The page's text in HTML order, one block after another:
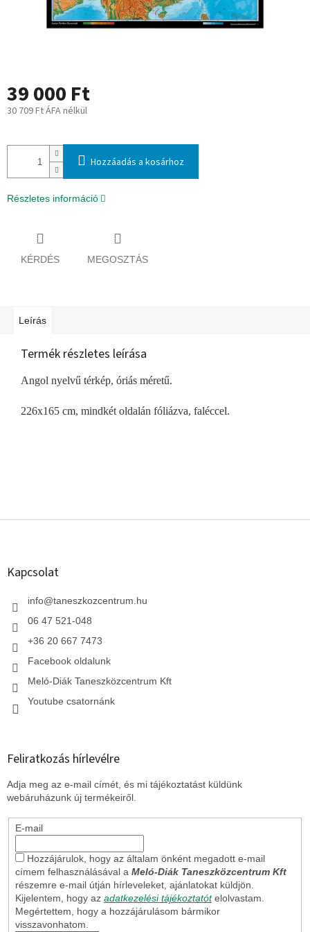
39 000 Ft
30 709 Ft ÁFA nélkül
Hozzáadás a kosárhoz
Részletes információ
KÉRDÉS MEGOSZTÁS
Leírás
Termék részletes leírása
Angol nyelvű térkép, óriás méretű.
226x165 cm, mindkét oldalán fóliázva, faléccel.
L
Kapcsolat
info@taneszkozcentrum.hu
06 47 521-048
+36 20 667 7473
Facebook oldalunk
Meló-Diák Taneszközcentrum Kft
Youtube csatornánk
Feliratkozás hírlevélre
Adja meg az e-mail címét, és mi tájékoztatást küldünk
webáruházunk új termékeiről.
E-mail
Hozzájárulok, hogy az általam önként megadott e-mail
címem felhasználásával a Meló-Diák Taneszközcentrum Kft
részemre e-mail útján hírleveleket, ajánlatokat küldjön.
Kijelentem, hogy az adatkezelési tájékoztatót elolvastam.
Megértettem, hogy a hozzájárulásom bármikor
visszavonhatom.